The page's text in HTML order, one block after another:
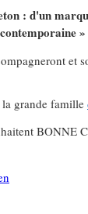
: d'un
»
et
grande famille
BONNE